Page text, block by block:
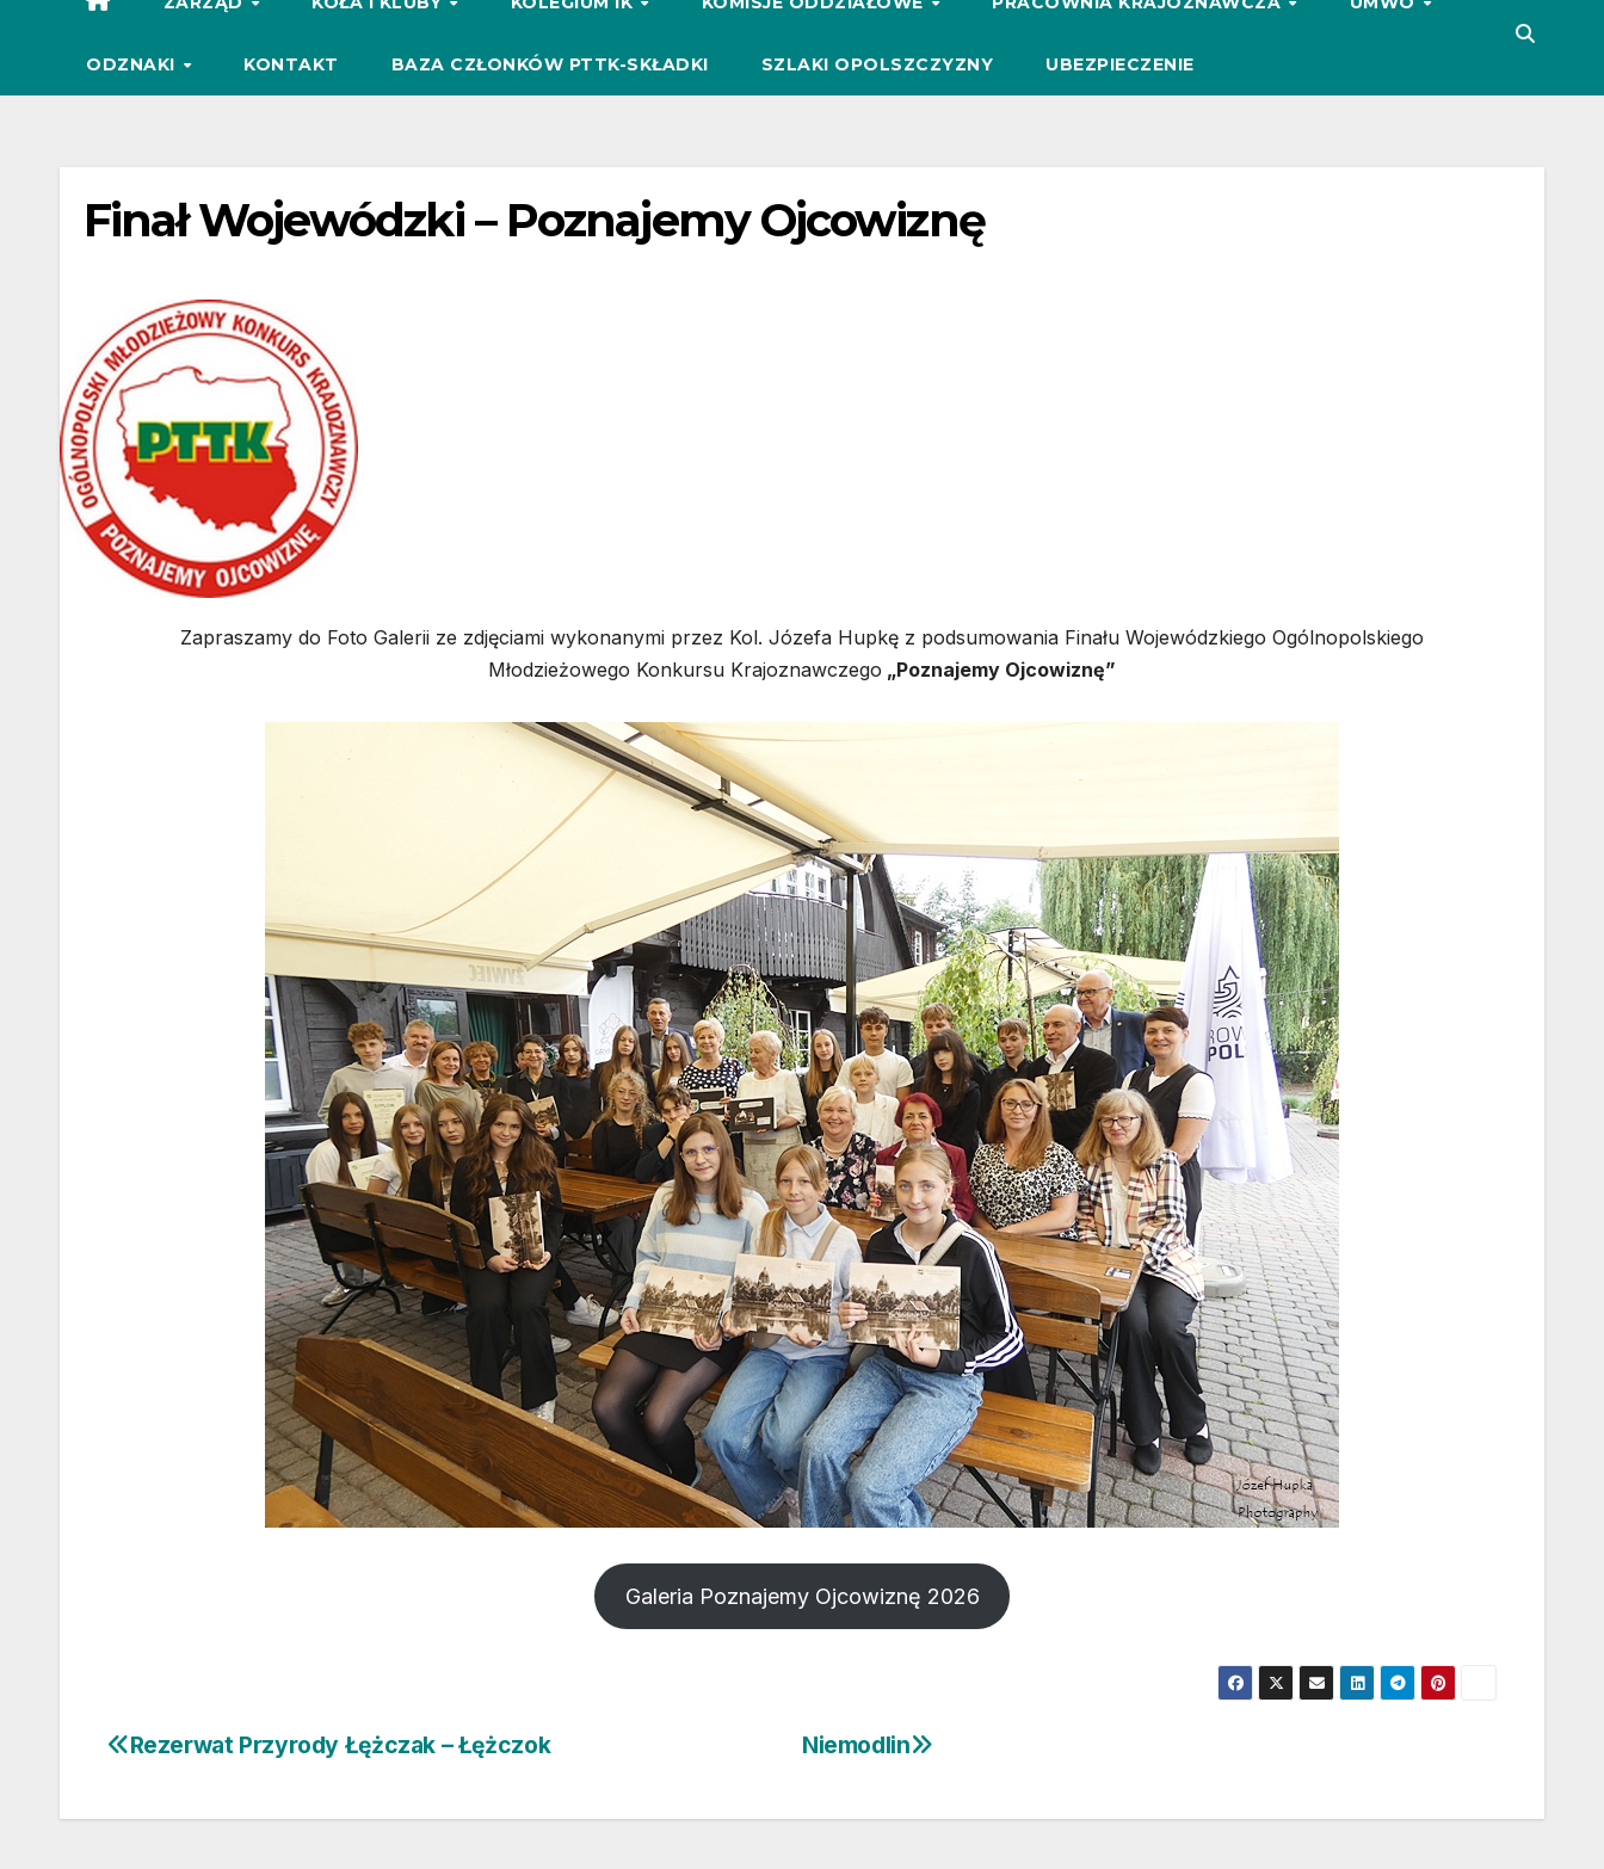
ODZNAKI KONTAKT BAZA CZŁONKÓW PTTK-SKŁADKI SZLAKI OPOLSZCZYZNY UBEZPIECZENIE
Finał Wojewódzki – Poznajemy Ojcowiznę
Zapraszamy do Foto Galerii ze zdjęciami wykonanymi przez Kol. Józefa Hupkę z podsumowania Finału Wojewódzkiego Ogólnopolskiego
Młodzieżowego Konkursu Krajoznawczego „Poznajemy Ojcowiznę”
Galeria Poznajemy Ojcowiznę 2026
Nawigacja
Niemodlin
Rezerwat Przyrody Łężczak – Łężczok